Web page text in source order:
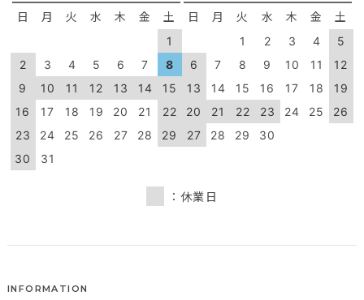
日 月 火 水 木 金 土
1
2
3 4 5 6 7
8
9
10 11 12 13 14
15
16
17 18 19 20 21
22
23
24 25 26 27 28
29
30
31
日 月 火 水 木 金 土
1 2 3 4
5
6
7 8 9 10 11
12
13
14 15 16 17 18
19
20
21 22 23 24 25
26
27
28 29 30
：休業日
INFORMATION